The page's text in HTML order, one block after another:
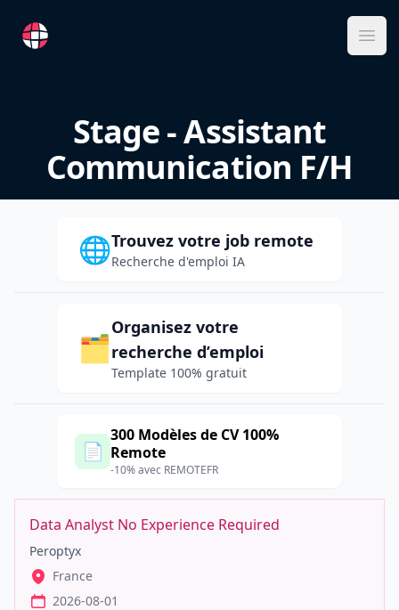
RemoteFR
Stage - Assistant
Communication F/H
🌐Trouvez votre job remote
Recherche d'emploi IA
🗂️
Organisez votre
recherche d’emploi
Template 100% gratuit
📄
300 Modèles de CV 100%
Remote
-10% avec REMOTEFR
Data Analyst No Experience Required
Peroptyx
France
2026-08-01